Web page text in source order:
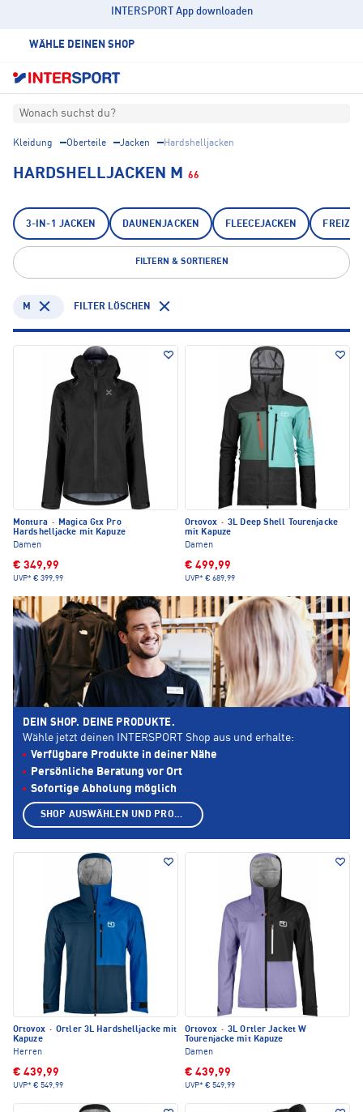
INTERSPORT App downloaden
WÄHLE DEINEN SHOP
Wonach suchst du?
Kleidung Oberteile Jacken Hardshelljacken
HARDSHELLJACKEN M 66
3-IN-1 JACKEN DAUNENJACKEN FLEECEJACKEN
FILTERN & SORTIEREN
M FILTER LÖSCHEN
Montura ·
Magica Gtx Pro
Hardshelljacke mit Kapuze
Damen
€ 349,99
UVP* € 399,99
Ortovox · 3L Deep Shell Tourenjacke
mit Kapuze
Damen
€ 499,99
UVP* € 689,99
Ortovox · Ortler 3L Hardshelljacke mit
Kapuze
Herren
€ 439,99
UVP* € 549,99
Ortovox · 3L Ortler Jacket W
Tourenjacke mit Kapuze
Damen
€ 439,99
UVP* € 549,99
DEIN SHOP. DEINE PRODUKTE.
Wähle jetzt deinen INTERSPORT Shop aus und erhalte:
Verfügbare Produkte in deiner Nähe
Persönliche Beratung vor Ort
Sofortige Abholung möglich
SHOP AUSWÄHLEN UND PRODUKTE ANZEIGEN